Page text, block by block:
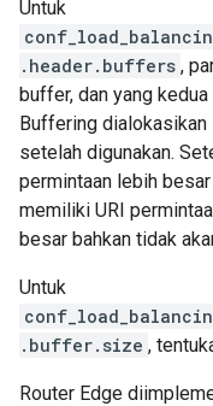
Untuk
.header.buffers ,
buffer, dan yang
Buffering
setelah digunakan.
permintaan lebih
memiliki URI
besar bahkan tidak
Untuk
.buffer.size ,
Router Edge